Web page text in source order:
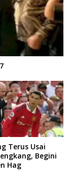
Terus Usai
Begini
Hag